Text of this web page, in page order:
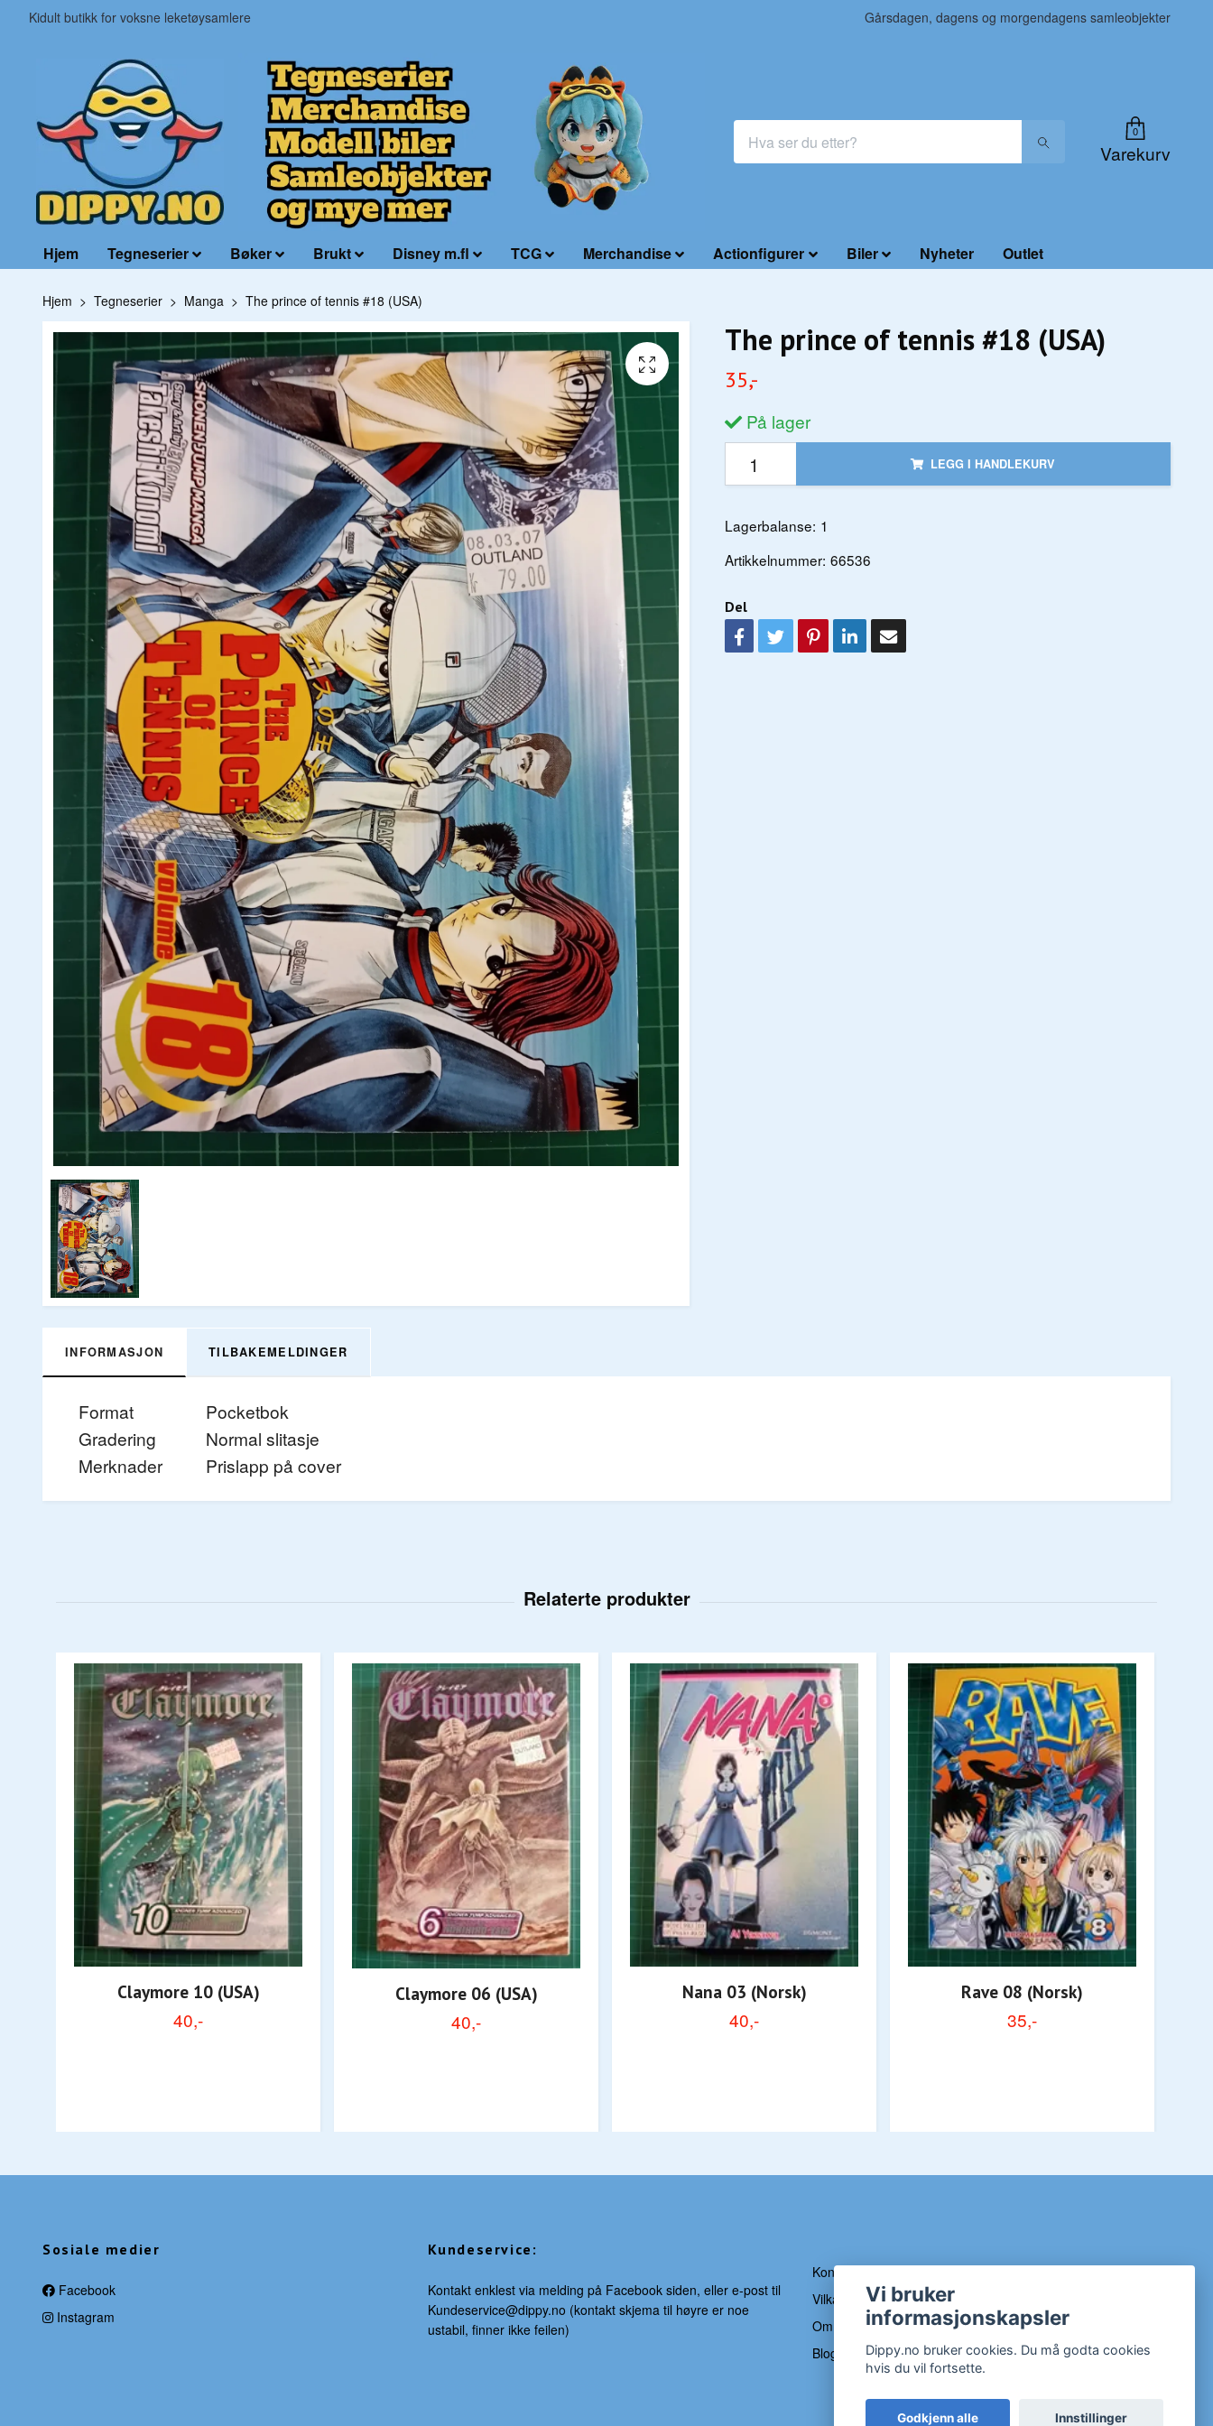
Kidult butikk for voksne leketøysamlere Gårsdagen, dagens og morgendagens samleobjekter
0
Varekurv
Hjem Tegneserier Bøker Brukt Disney m.fl TCG Merchandise Actionfigurer Biler Nyheter Outlet
Hjem Tegneserier Manga The prince of tennis #18 (USA)
The prince of tennis #18 (USA)
35,-
På lager
LEGG I HANDLEKURV
Lagerbalanse: 1
Artikkelnummer: 66536
Del
INFORMASJON TILBAKEMELDINGER
Format
Pocketbok
Gradering
Normal slitasje
Merknader
Prislapp på cover
Claymore 10 (USA)
40,-
Claymore 06 (USA)
40,-
Nana 03 (Norsk)
40,-
Rave 08 (Norsk)
35,-
Sosiale medier
Facebook
Instagram
Kundeservice:
Kontakt enklest via melding på Facebook siden, eller e-post til
Kundeservice@dippy.no (kontakt skjema til høyre er noe
ustabil, finner ikke feilen)
Kontakt
Vilkår og betingelser
Om Dippy
Blogg
Vi bruker
informasjonskapsler
Dippy.no bruker cookies. Du må godta cookies
hvis du vil fortsette.
Godkjenn alle Innstillinger